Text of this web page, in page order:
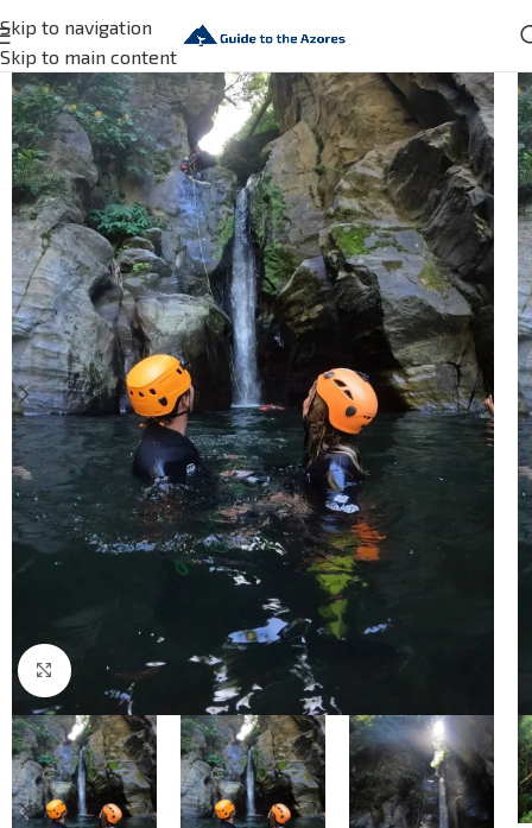
Skip to navigation
Skip to main content
Click to enlarge